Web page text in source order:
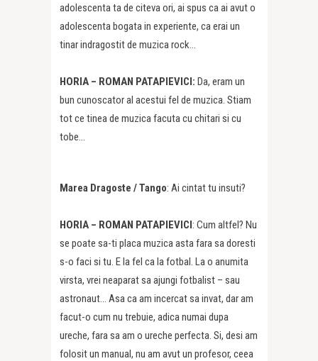
adolescenta ta de citeva ori, ai spus ca ai avut o
adolescenta bogata in experiente, ca erai un
tinar indragostit de muzica rock…
HORIA – ROMAN PATAPIEVICI: Da, eram un
bun cunoscator al acestui fel de muzica. Stiam
tot ce tinea de muzica facuta cu chitari si cu
tobe…
Marea Dragoste /Tango: Ai cintat tu insuti?
HORIA – ROMAN PATAPIEVICI: Cum altfel? Nu
se poate sa-ti placa muzica asta fara sa doresti
s-o faci si tu. E la fel ca la fotbal. La o anumita
virsta, vrei neaparat sa ajungi fotbalist – sau
astronaut… Asa ca am incercat sa invat, dar am
facut-o cum nu trebuie, adica numai dupa
ureche, fara sa am o ureche perfecta. Si, desi am
folosit un manual, nu am avut un profesor, ceea